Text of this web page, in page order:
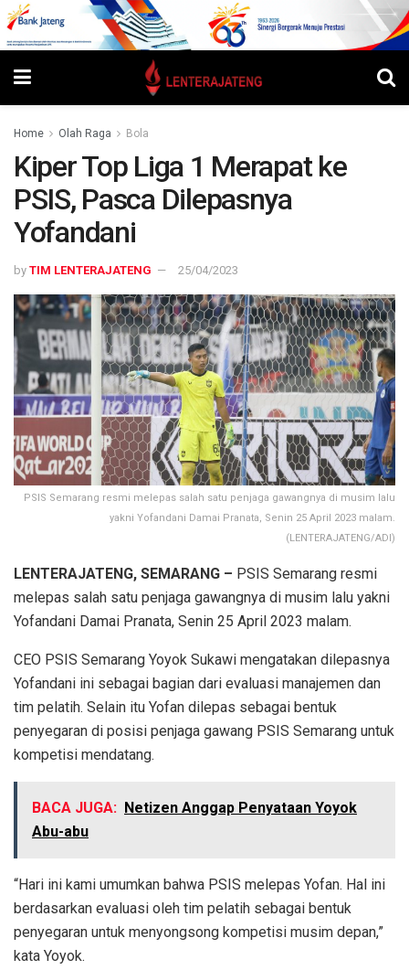
Home Olah Raga Bola
Kiper Top Liga 1 Merapat ke
PSIS, Pasca Dilepasnya
Yofandani
by TIM LENTERAJATENG 25/04/2023
PSIS Semarang resmi melepas salah satu penjaga gawangnya di musim lalu
yakni Yofandani Damai Pranata, Senin 25 April 2023 malam.
(LENTERAJATENG/ADI)
LENTERAJATENG, SEMARANG – PSIS Semarang resmi
melepas salah satu penjaga gawangnya di musim lalu yakni
Yofandani Damai Pranata, Senin 25 April 2023 malam.
CEO PSIS Semarang Yoyok Sukawi mengatakan dilepasnya
Yofandani ini sebagai bagian dari evaluasi manajemen dan
tim pelatih. Selain itu Yofan dilepas sebagai bentuk
penyegaran di posisi penjaga gawang PSIS Semarang untuk
kompetisi mendatang.
BACA JUGA: Netizen Anggap Penyataan Yoyok
Abu-abu
“Hari ini kami umumkan bahwa PSIS melepas Yofan. Hal ini
berdasarkan evaluasi oleh tim pelatih sebagai bentuk
penyegaran untuk menyongsong kompetisi musim depan,”
kata Yoyok.